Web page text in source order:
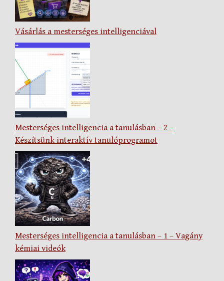
Vásárlás a mesterséges intelligenciával
Mesterséges intelligencia a tanulásban – 2 –
Készítsünk interaktív tanulóprogramot
Mesterséges intelligencia a tanulásban – 1 – Vagány
kémiai videók